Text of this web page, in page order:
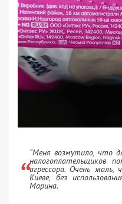
“Меня возмутило, что
налогоплательщиков
агрессора. Очень
Киеве, без
Марина.